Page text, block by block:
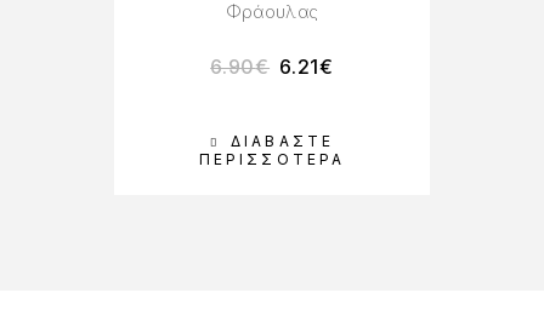
ΔΙΑΒΆΣΤΕ
ΠΕΡΙΣΣΌΤΕΡΑ
Φράουλας
6.90€ 6.21€